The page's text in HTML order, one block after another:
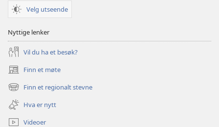
Velg utseende
Nyttige lenker
Vil du ha et besøk?
Finn et møte
(åpner
nytt
vindu)
Finn et regionalt stevne
(åpner
nytt
vindu)
Hva er nytt
Videoer